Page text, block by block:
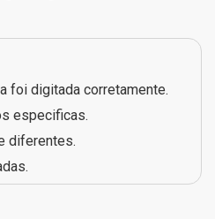
foi digitada corretamente.
especificas.
diferentes.